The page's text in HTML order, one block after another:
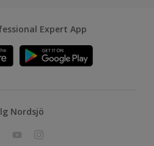
Expert App
Nordsjö